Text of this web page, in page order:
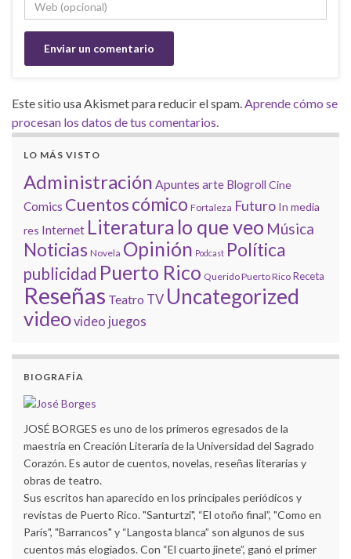
Este sitio usa Akismet para reducir el spam.Aprende cómo se
procesan los datos de tus comentarios.
LO MÁS VISTO
Administración Apuntes arte Blogroll Cine
Comics Cuentoscómico Fortaleza Futuro In media
res Internet Literatura lo que veo Música
Noticias Novela Opinión Podcast Política
publicidad Puerto Rico Querido Puerto Rico Receta
Reseñas Teatro TV Uncategorized
videovideo juegos
BIOGRAFÍA
JOSÉ BORGES es uno de los primeros egresados de la
maestría en Creación Literaria de la Universidad del Sagrado
Corazón. Es autor de cuentos, novelas, reseñas literarias y
obras de teatro.
Sus escritos han aparecido en los principales periódicos y
revistas de Puerto Rico. "Santurtzi", “El otoño final”, "Como en
París", "Barrancos" y “Langosta blanca” son algunos de sus
cuentos más elogiados. Con “El cuarto jinete”, ganó el primer